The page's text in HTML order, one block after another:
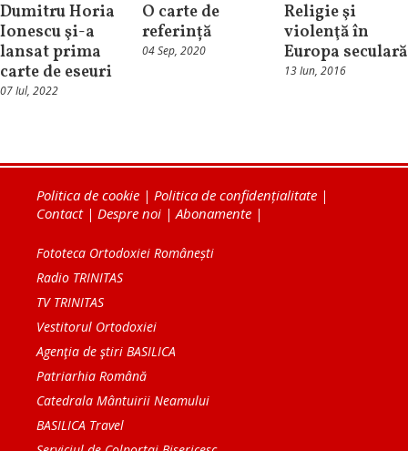
Dumitru Horia
Ionescu şi-a
lansat prima
carte de eseuri
07 Iul, 2022
O carte de
referință
04 Sep, 2020
Religie şi
violenţă în
Europa seculară
13 Iun, 2016
Politica de cookie | Politica de confidențialitate |
Contact| Despre noi |Abonamente |
Fototeca Ortodoxiei Românești
Radio TRINITAS
TV TRINITAS
Vestitorul Ortodoxiei
Agenţia de ştiri BASILICA
Patriarhia Română
Catedrala Mântuirii Neamului
BASILICA Travel